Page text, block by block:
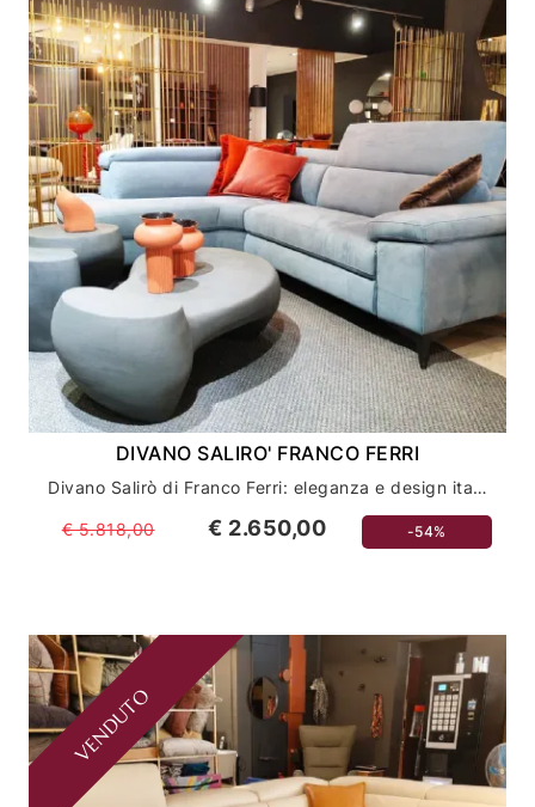
DIVANO SALIRO' FRANCO FERRI
Divano Salirò di Franco Ferri: eleganza e design italiano per il tuo salotto
€ 5.818,00 € 2.650,00 -54%
VENDUTO